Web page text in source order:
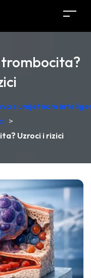
s umjetnom
>
Uzroci i rizici